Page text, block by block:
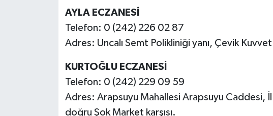
AYLA ECZANESİ
Telefon: 0 (242) 226 02 87
Adres: Uncalı Semt Polikliniği yanı, Çevik Kuvvet
KURTOĞLU ECZANESİ
Telefon: 0 (242) 229 09 59
Adres: Arapsuyu Mahallesi Arapsuyu Caddesi,
doğru Şok Market karşısı.